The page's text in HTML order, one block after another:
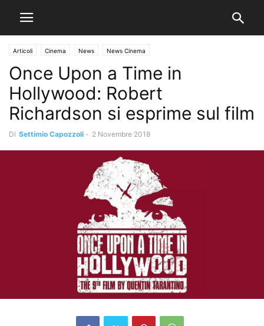
Articoli Cinema News News Cinema
Once Upon a Time in
Hollywood: Robert
Richardson si esprime sul film
Di Settimio Capozzoli - 2 Novembre 2018